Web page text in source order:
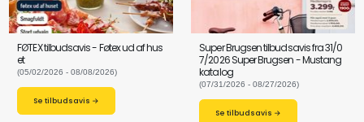
FØTEX tilbudsavis - Føtex ud af hus
et
(05/02/2026 - 08/08/2026)
Se tilbudsavis →
Super Brugsen tilbudsavis fra 31/0
7/2026 Super Brugsen - Mustang
katalog
(07/31/2026 - 08/27/2026)
Se tilbudsavis →